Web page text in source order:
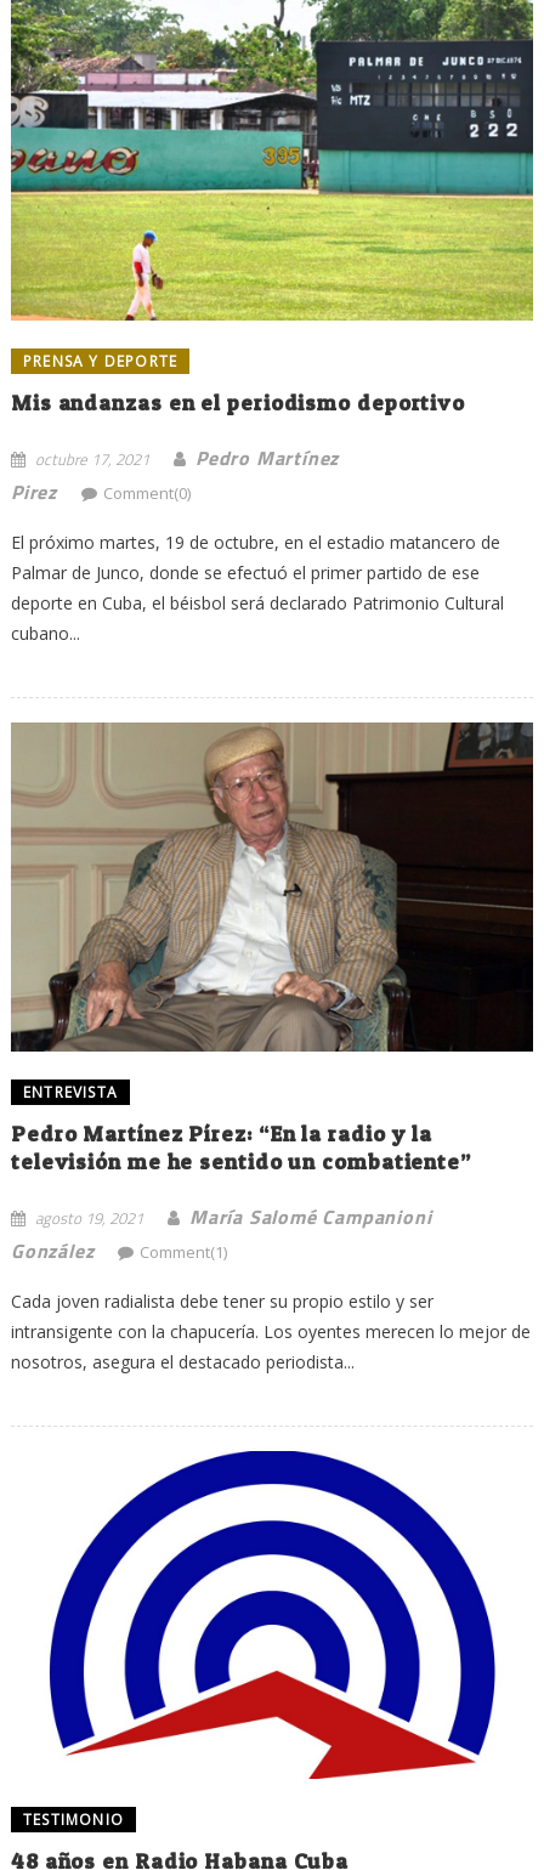
PRENSA Y DEPORTE
Mis andanzas en el periodismo deportivo
octubre 17, 2021
Pedro Martínez
Pirez
Comment(0)
El próximo martes, 19 de octubre, en el estadio matancero de
Palmar de Junco, donde se efectuó el primer partido de ese
deporte en Cuba, el béisbol será declarado Patrimonio Cultural
cubano...
ENTREVISTA
Pedro Martínez Pírez: “En la radio y la
televisión me he sentido un combatiente”
agosto 19, 2021
María Salomé Campanioni
González
Comment(1)
Cada joven radialista debe tener su propio estilo y ser
intransigente con la chapucería. Los oyentes merecen lo mejor de
nosotros, asegura el destacado periodista...
TESTIMONIO
48 años en Radio Habana Cuba